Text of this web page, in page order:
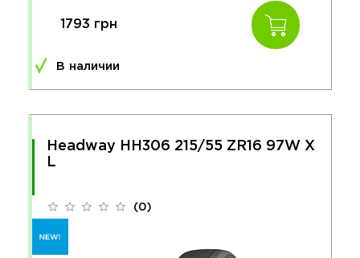
1793 грн
В наличии
Headway HH306 215/55 ZR16 97W X
L
(0)